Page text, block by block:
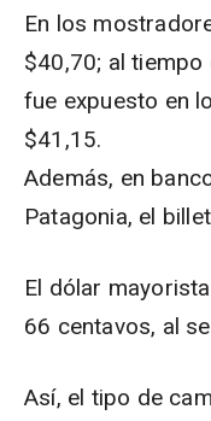
En los
$40,70; al tiempo
fue expuesto en
$41,15.
Además, en
Patagonia, el
El dólar
66 centavos, al
Así, el tipo de